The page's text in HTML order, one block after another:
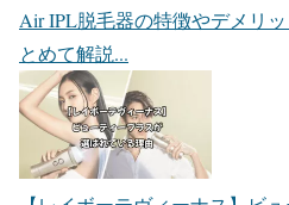
Air IPL脱毛器の特徴やデメリ
とめて解説...